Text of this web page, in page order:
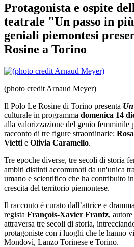
Protagonista e ospite
teatrale "Un passo in
geniali piemontesi
Rosine a Torino
(photo credit Arnaud Meyer)
Il Polo Le Rosine di Torino presenta
culturale in programma domenica 14
alla valorizzazione del genio femminile
racconto di tre figure straordinarie:
Vietti e Olivia Caramello.
Tre epoche diverse, tre secoli di storia
ambiti distinti accomunati da un'unica
umano e scientifico che ha contribuito
crescita del territorio piemontese.
Il racconto è curato dall’attrice e
regista François-Xavier Frantz,
attraversa tre secoli di storia,
protagoniste con i luoghi che le hanno
Mondovì, Lanzo Torinese e Torino.